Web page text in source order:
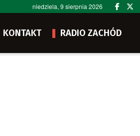
niedziela, 9 sierpnia 2026
KONTAKT RADIO ZACHÓD